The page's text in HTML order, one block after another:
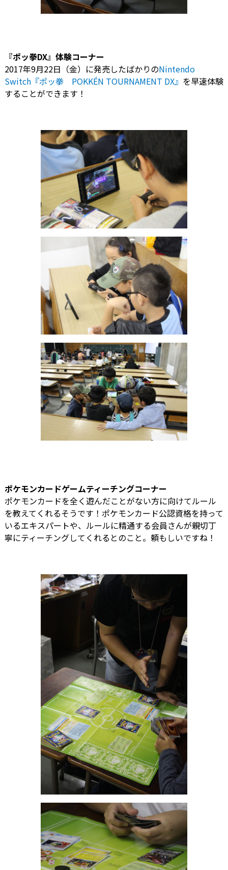
『ポッ拳DX』体験コーナー
2017年9月22日（金）に発売したばかりのNintendo
Switch『ポッ拳 POKKÉN TOURNAMENT DX』 を早速体験
することができます！
ポケモンカードゲームティーチングコーナー
ポケモンカードを全く遊んだことがない方に向けてルール
を教えてくれるそうです！ポケモンカード公認資格を持って
いるエキスパートや、ルールに精通する会員さんが親切丁
寧にティーチングしてくれるとのこと。頼もしいですね！